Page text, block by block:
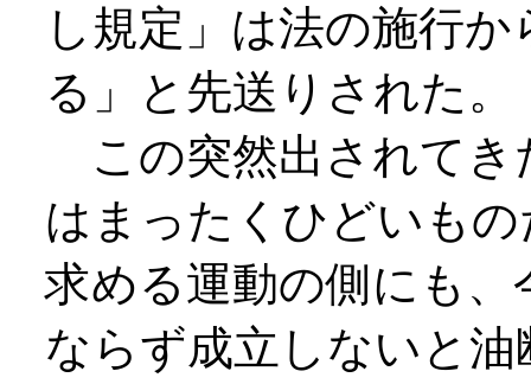
し規定」は法の施行
る」と先送りされた。
この突然出されてき
はまったくひどいも
求める運動の側にも
ならず成立しないと